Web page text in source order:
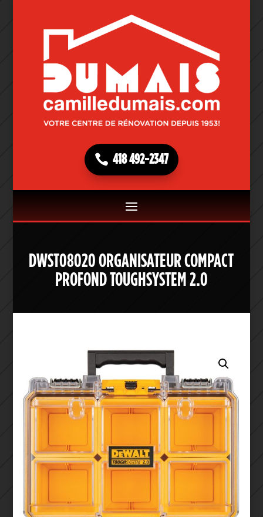
418 492-2347
DWST08020 ORGANISATEUR COMPACT
PROFOND TOUGHSYSTEM 2.0